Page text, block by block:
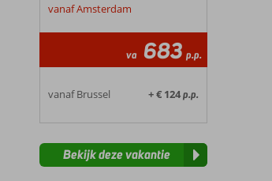
vanaf Amsterdam
va 683 p.p.
vanaf Brussel + € 124p.p.
Bekijk deze vakantie